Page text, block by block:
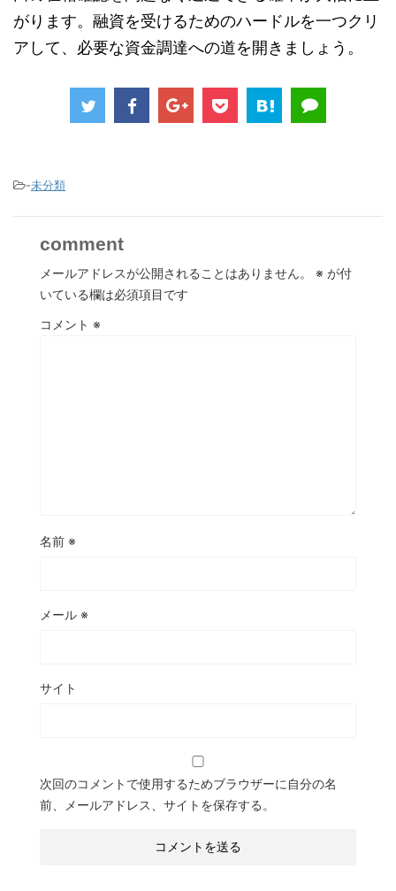
がります。融資を受けるためのハードルを一つクリ
アして、必要な資金調達への道を開きましょう。
-未分類
comment
メールアドレスが公開されることはありません。 ※ が付
いている欄は必須項目です
コメント ※
名前 ※
メール ※
サイト
次回のコメントで使用するためブラウザーに自分の名
前、メールアドレス、サイトを保存する。